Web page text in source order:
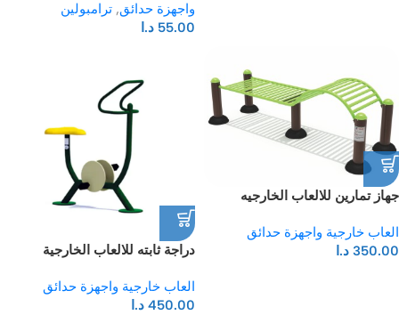
واجهزة حدائق, ترامبولين
55.00 د.ا
جهاز تمارين للالعاب الخارجيه
العاب خارجية واجهزة حدائق
350.00 د.ا
دراجة ثابته للالعاب الخارجية
العاب خارجية واجهزة حدائق
450.00 د.ا